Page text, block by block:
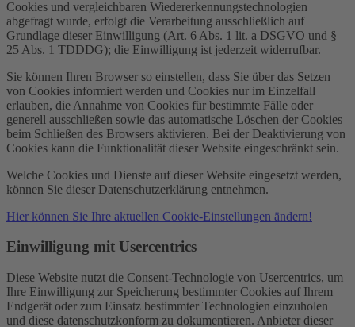
Cookies und vergleichbaren Wiedererkennungstechnologien
abgefragt wurde, erfolgt die Verarbeitung ausschließlich auf
Grundlage dieser Einwilligung (Art. 6 Abs. 1 lit. a DSGVO und §
25 Abs. 1 TDDDG); die Einwilligung ist jederzeit widerrufbar.
Sie können Ihren Browser so einstellen, dass Sie über das Setzen
von Cookies informiert werden und Cookies nur im Einzelfall
erlauben, die Annahme von Cookies für bestimmte Fälle oder
generell ausschließen sowie das automatische Löschen der Cookies
beim Schließen des Browsers aktivieren. Bei der Deaktivierung von
Cookies kann die Funktionalität dieser Website eingeschränkt sein.
Welche Cookies und Dienste auf dieser Website eingesetzt werden,
können Sie dieser Datenschutzerklärung entnehmen.
Hier können Sie Ihre aktuellen Cookie-Einstellungen ändern!
Einwilligung mit Usercentrics
Diese Website nutzt die Consent-Technologie von Usercentrics, um
Ihre Einwilligung zur Speicherung bestimmter Cookies auf Ihrem
Endgerät oder zum Einsatz bestimmter Technologien einzuholen
und diese datenschutzkonform zu dokumentieren. Anbieter dieser